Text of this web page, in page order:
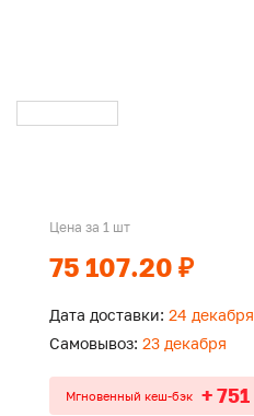
Цена за 1 шт
75 107.20 ₽
Дата доставки: 24 декабря
Самовывоз: 23 декабря
Мгновенный кеш-бэк + 751